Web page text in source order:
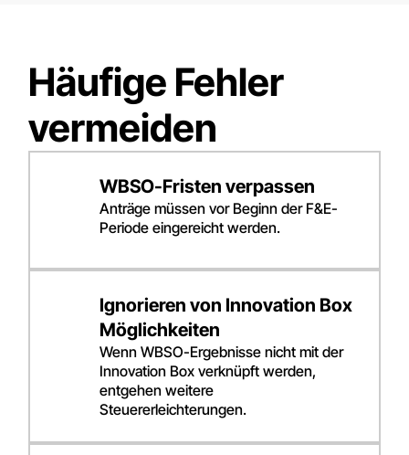
Häufige Fehler
vermeiden
WBSO-Fristen verpassen
Anträge müssen vor Beginn der F&E-
Periode eingereicht werden.
Ignorieren von Innovation Box
Möglichkeiten
Wenn WBSO-Ergebnisse nicht mit der
Innovation Box verknüpft werden,
entgehen weitere
Steuererleichterungen.